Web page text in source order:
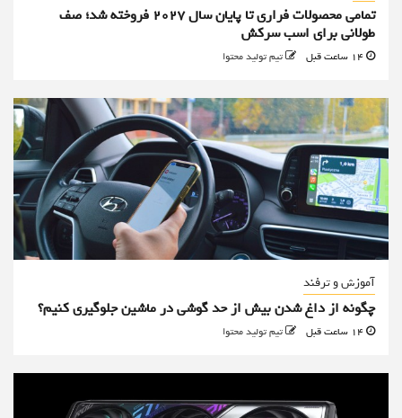
تمامی محصولات فراری تا پایان سال ۲۰۲۷ فروخته شد؛ صف
طولانی برای اسب سرکش
تیم تولید محتوا
آموزش و ترفند
چگونه از داغ شدن بیش از حد گوشی در ماشین جلوگیری کنیم؟
تیم تولید محتوا